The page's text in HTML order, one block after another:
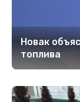
Новак
топлива